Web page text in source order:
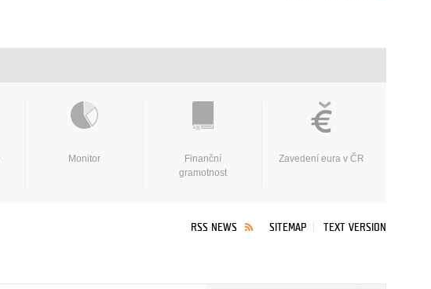
Monitor
Finanční
gramotnost
Zavedení eura v ČR
RSS NEWS SITEMAP TEXT VERSION